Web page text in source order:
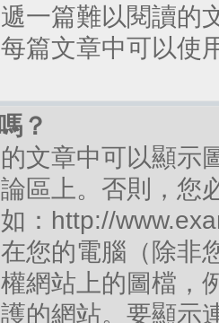
一篇難以閱讀的
篇文章中可以使
？
文章中可以顯示
區上。否則，您
：http://
您的電腦（除非
網站上的圖檔，
的網站。要顯示